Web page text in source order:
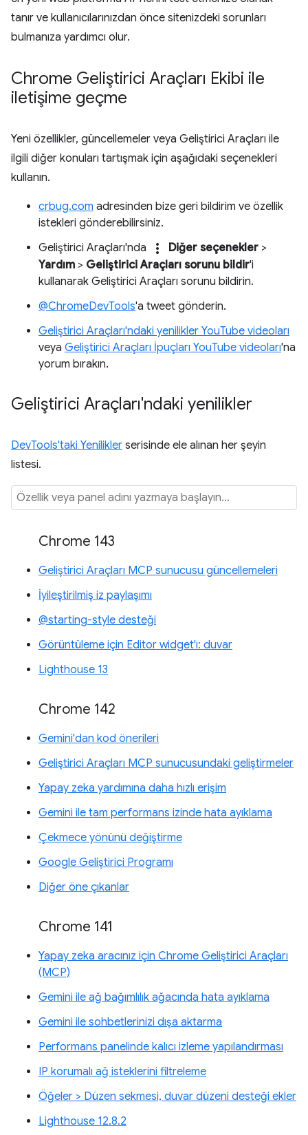
tanır ve kullanıcılarınızdan önce sitenizdeki sorunları
bulmanıza yardımcı olur.
Chrome Geliştirici Araçları Ekibi ile
iletişime geçme
Yeni özellikler, güncellemeler veya Geliştirici Araçları ile
ilgili diğer konuları tartışmak için aşağıdaki seçenekleri
kullanın.
crbug.com adresinden bize geri bildirim ve özellik
istekleri gönderebilirsiniz.
Geliştirici Araçları'nda
more_vert Diğer seçenekler >
Yardım > Geliştirici Araçları sorunu bildir'i
kullanarak Geliştirici Araçları sorunu bildirin.
@ChromeDevTools'a tweet gönderin.
Geliştirici Araçları'ndaki yenilikler YouTube videoları
veya Geliştirici Araçları İpuçları YouTube videoları'na
yorum bırakın.
Geliştirici Araçları'ndaki yenilikler
DevTools'taki Yenilikler serisinde ele alınan her şeyin
listesi.
Chrome 143
Geliştirici Araçları MCP sunucusu güncellemeleri
İyileştirilmiş iz paylaşımı
@starting-style desteği
Görüntüleme için Editor widget'ı: duvar
Lighthouse 13
Chrome 142
Gemini'dan kod önerileri
Geliştirici Araçları MCP sunucusundaki geliştirmeler
Yapay zeka yardımına daha hızlı erişim
Gemini ile tam performans izinde hata ayıklama
Çekmece yönünü değiştirme
Google Geliştirici Programı
Diğer öne çıkanlar
Chrome 141
Yapay zeka aracınız için Chrome Geliştirici Araçları
(MCP)
Gemini ile ağ bağımlılık ağacında hata ayıklama
Gemini ile sohbetlerinizi dışa aktarma
Performans panelinde kalıcı izleme yapılandırması
IP korumalı ağ isteklerini filtreleme
Öğeler > Düzen sekmesi, duvar düzeni desteği ekler
Lighthouse 12.8.2